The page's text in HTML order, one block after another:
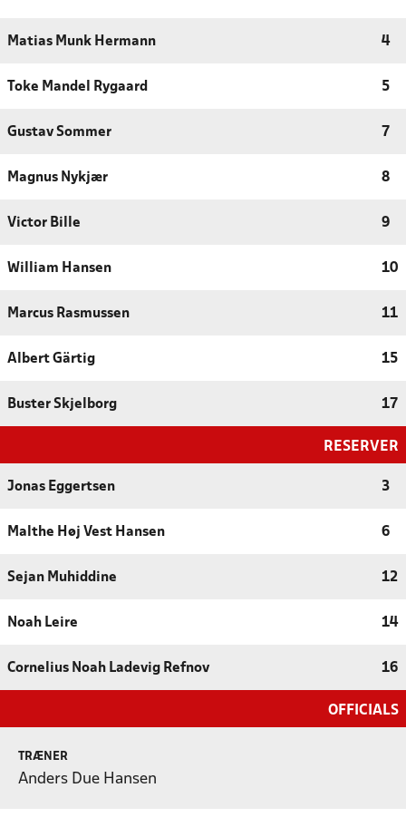
Matias Munk Hermann 4
Toke Mandel Rygaard 5
Gustav Sommer 7
Magnus Nykjær 8
Victor Bille 9
William Hansen 10
Marcus Rasmussen 11
Albert Gärtig 15
Buster Skjelborg 17
RESERVER
Jonas Eggertsen 3
Malthe Høj Vest Hansen 6
Sejan Muhiddine 12
Noah Leire 14
Cornelius Noah Ladevig Refnov 16
OFFICIALS
TRÆNER
Anders Due Hansen